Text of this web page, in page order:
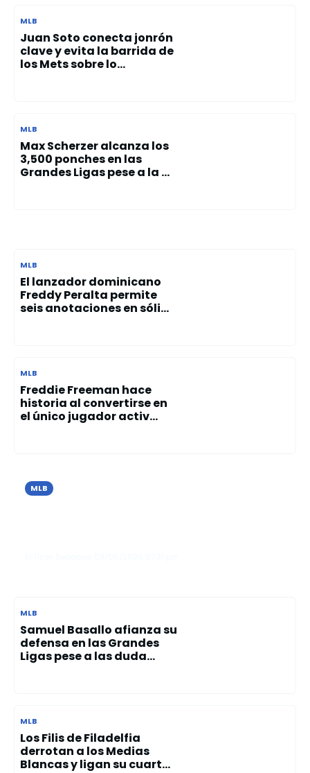
MLB
Juan Soto conecta jonrón
clave y evita la barrida de
los Mets sobre lo...
MLB
Max Scherzer alcanza los
3,500 ponches en las
Grandes Ligas pese a la ...
MLB
El lanzador dominicano
Freddy Peralta permite
seis anotaciones en sóli...
MLB
Freddie Freeman hace
historia al convertirse en
el único jugador activ...
MLB
MLB
Samuel Basallo afianza su
defensa en las Grandes
Ligas pese a las duda...
MLB
Los Filis de Filadelfia
derrotan a los Medias
Blancas y ligan su cuart...